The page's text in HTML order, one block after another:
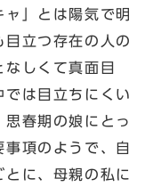
」とは陽気で明
立つ存在の人の
しくて真面目
は目立ちにくい
春期の娘にとっ
項のようで、自
に、母親の私に